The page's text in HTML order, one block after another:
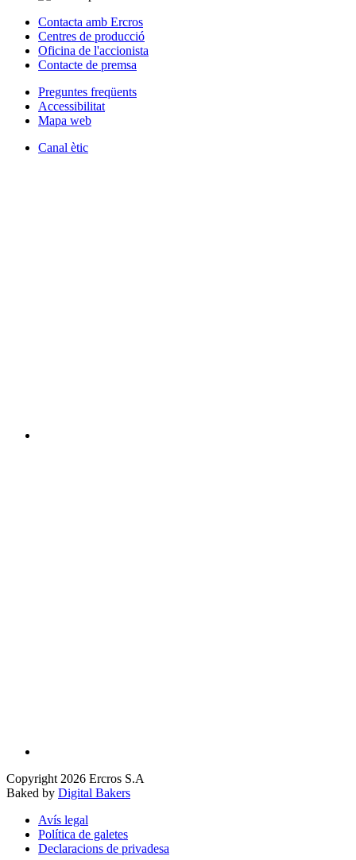
Contacta amb Ercros
Centres de producció
Oficina de l'accionista
Contacte de premsa
Preguntes freqüents
Accessibilitat
Mapa web
Canal ètic
Copyright 2026 Ercros S.A
Baked by Digital Bakers
Avís legal
Política de galetes
Declaracions de privadesa